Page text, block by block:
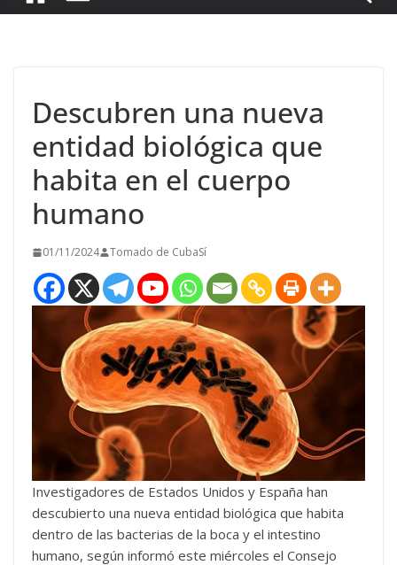
Descubren una nueva
entidad biológica que
habita en el cuerpo
humano
01/11/2024 Tomado de CubaSí
Investigadores de Estados Unidos y España han
descubierto una nueva entidad biológica que habita
dentro de las bacterias de la boca y el intestino
humano, según informó este miércoles el Consejo